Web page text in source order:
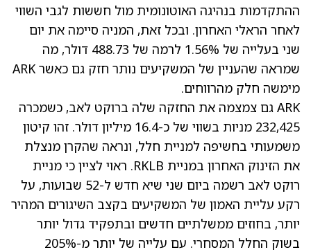
ההתקדמות בנהיגה האוטונומית מול חששות לגבי השווי
לאחר הראלי האחרון. ובכל זאת, המניה סיימה את יום
שני בעלייה של 1.56% לרמה של 488.73 דולר
, מה
שמראה שהעניין של המשקיעים נותר חזק גם כאשר ARK
מימשה חלק מהרווחים.
ARK גם צמצמה את החזקה שלה ברוקט לאב, כשמכרה
232,425 מניות בשווי של כ-16.4 מיליון דולר. זהו קיטון
משמעותי בחשיפה למניית חלל, ונראה שהקרן מנצלת
את הזינוק האחרון במניית RKLB. ראוי לציין כי מניית
רוקט לאב רשמה ביום שני שיא חדש ל-52 שבועות, על
רקע עליית האמון של המשקיעים בקצב השיגורים המהיר
יותר, בחוזים ממשלתיים חדשים ובתפקיד גדול יותר
בשוק החלל המסחרי.
עם עלייה של יותר מ-205%